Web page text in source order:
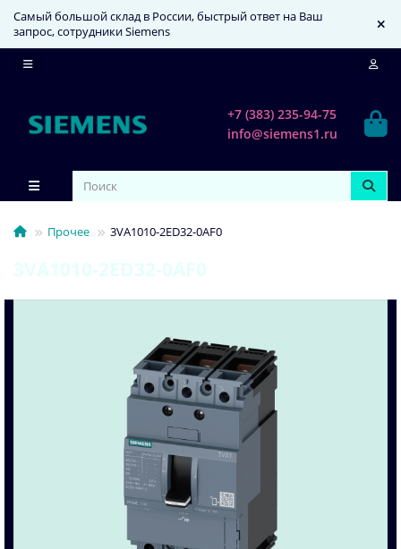
Самый большой склад в России, быстрый ответ на Ваш
запрос, сотрудники Siemens
+7 (383) 235-94-75
info@siemens1.ru
Прочее 3VA1010-2ED32-0AF0
3VA1010-2ED32-0AF0